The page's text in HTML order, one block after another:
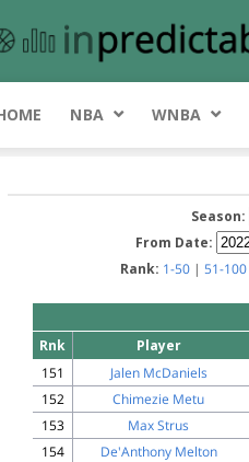
NBA WNBA
Season:
From Date:
Rank: 1-50 | 51-100
Rnk
Player
151
Jalen McDaniels
152
Chimezie Metu
153
Max Strus
154
De'Anthony Melton